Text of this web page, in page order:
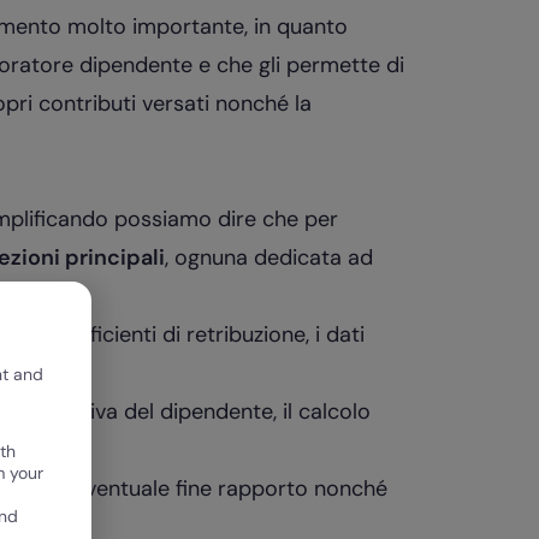
molto importante, in quanto
dipendente e che gli permette di
contributi versati nonché la
possiamo dire che per
principali, ognuna dedicata ad
i coefficienti di retribuzione, i dati
effettiva del dipendente, il calcolo
di eventuale fine rapporto nonché
and
your